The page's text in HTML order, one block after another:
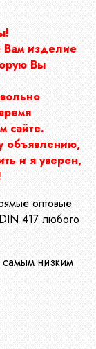
изделие
Вы
сайте.
объявлению,
и я уверен,
оптовые
417 любого
самым низким